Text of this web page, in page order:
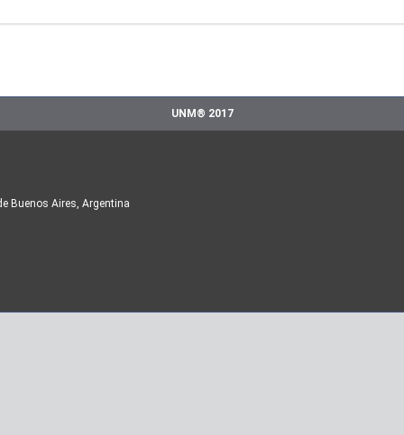
UNM® 2017
Buenos Aires, Argentina